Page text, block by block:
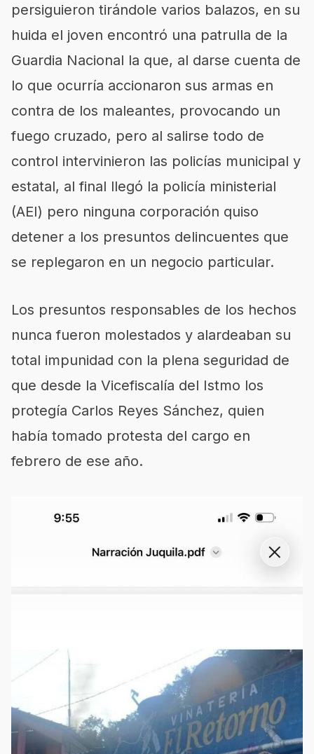
persiguieron tirándole varios balazos, en su
huida el joven encontró una patrulla de la
Guardia Nacional la que, al darse cuenta de
lo que ocurría accionaron sus armas en
contra de los maleantes, provocando un
fuego cruzado, pero al salirse todo de
control intervinieron las policías municipal y
estatal, al final llegó la policía ministerial
(AEI) pero ninguna corporación quiso
detener a los presuntos delincuentes que
se replegaron en un negocio particular.
Los presuntos responsables de los hechos
nunca fueron molestados y alardeaban su
total impunidad con la plena seguridad de
que desde la Vicefiscalía del Istmo los
protegía Carlos Reyes Sánchez, quien
había tomado protesta del cargo en
febrero de ese año.